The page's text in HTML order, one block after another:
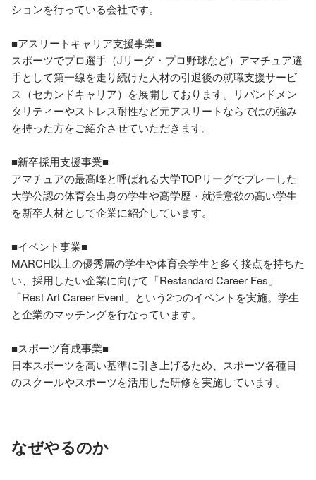
ションを行っている会社です。
■アスリートキャリア支援事業■
スポーツでプロ選手（Jリーグ・プロ野球など）アマチュア選
手として第一線を走り続けた人材の引退後の就職支援サービ
ス（セカンドキャリア）を展開しております。リバンドメン
タリティーやストレス耐性など元アスリートならではの強み
を持った方をご紹介させていただきます。
■新卒採用支援事業■
アマチュアの最高峰と呼ばれる大学TOPリーグでプレーした
大学公認の体育会出身の学生や高学歴・就活意欲の高い学生
を新卒人材として企業に紹介しています。
■イベント事業■
MARCH以上の優秀層の学生や体育会学生と多く接点を持ちた
い、採用したい企業に向けて「Restandard Career Fes」
「Rest Art Career Event」という2つのイベントを実施。学生
と企業のマッチングを行なっています。
■スポーツ育成事業■
日本スポーツを高い基準に引き上げるため、スポーツ各種目
のスクールやスポーツを活用した研修を実施しています。
なぜやるのか